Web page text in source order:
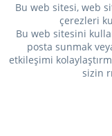
Bu web sitesi, web
çerezleri
Bu web sitesini
posta sunmak
etkileşimi
sizin